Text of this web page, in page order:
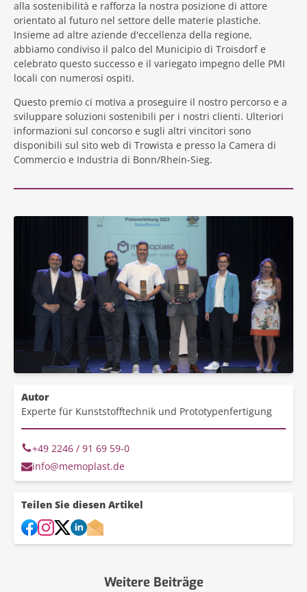
alla sostenibilità e rafforza la nostra posizione di attore
orientato al futuro nel settore delle materie plastiche.
Insieme ad altre aziende d'eccellenza della regione,
abbiamo condiviso il palco del Municipio di Troisdorf e
celebrato questo successo e il variegato impegno delle PMI
locali con numerosi ospiti.
Questo premio ci motiva a proseguire il nostro percorso e a
sviluppare soluzioni sostenibili per i nostri clienti. Ulteriori
informazioni sul concorso e sugli altri vincitori sono
disponibili sul sito web di Trowista e presso la Camera di
Commercio e Industria di Bonn/Rhein-Sieg.
Autor
Experte für Kunststofftechnik und Prototypenfertigung
+49 2246 / 91 69 59-0
info@memoplast.de
Teilen Sie diesen Artikel
Weitere Beiträge